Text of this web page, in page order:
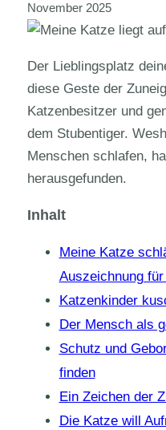
November 2025
Der Lieblingsplatz
diese Geste der
Katzenbesitzer und
dem Stubentiger.
Menschen schlafen,
herausgefunden.
Inhalt
Meine Katze
Auszeichnung
Katzenkinder
Der Mensch als
Schutz und
finden
Ein Zeichen der
Die Katze will